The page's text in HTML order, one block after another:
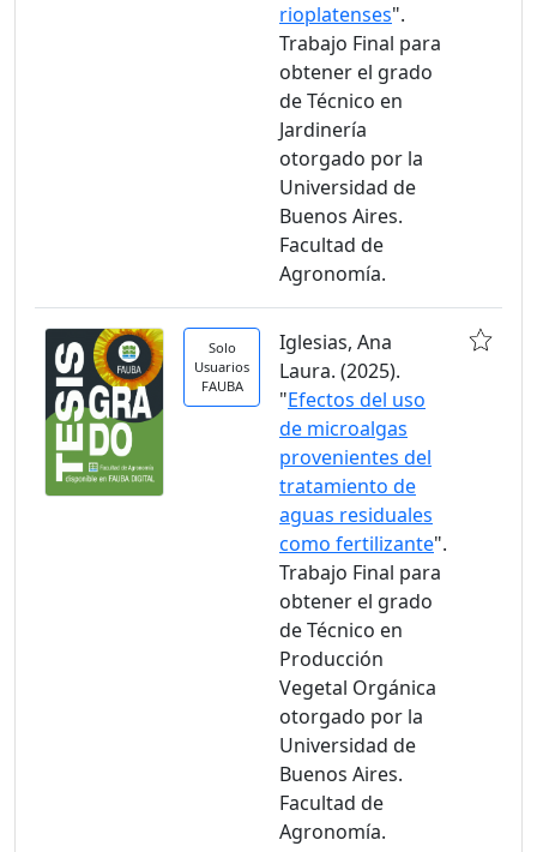
rioplatenses".
Trabajo Final para
obtener el grado
de Técnico en
Jardinería
otorgado por la
Universidad de
Buenos Aires.
Facultad de
Agronomía.
Solo
Usuarios
FAUBA
Iglesias, Ana
Laura. (2025).
"Efectos del uso
de microalgas
provenientes del
tratamiento de
aguas residuales
como fertilizante".
Trabajo Final para
obtener el grado
de Técnico en
Producción
Vegetal Orgánica
otorgado por la
Universidad de
Buenos Aires.
Facultad de
Agronomía.